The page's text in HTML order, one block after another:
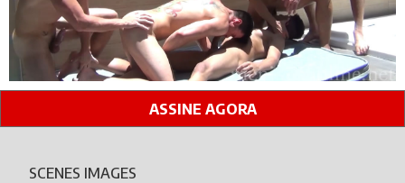
ASSINE AGORA
SCENES IMAGES